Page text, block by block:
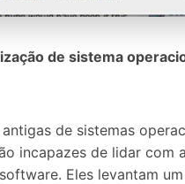
de sistema
de sistemas
incapazes de lidar com
Eles levantam